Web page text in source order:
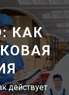
КАК
действует